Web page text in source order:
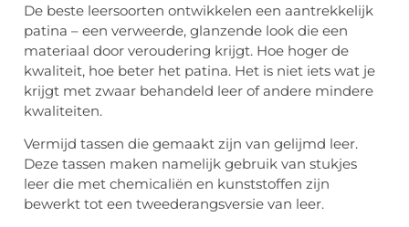
De beste leersoorten ontwikkelen een aantrekkelijk
patina – een verweerde, glanzende look die een
materiaal door veroudering krijgt. Hoe hoger de
kwaliteit, hoe beter het patina. Het is niet iets wat je
krijgt met zwaar behandeld leer of andere mindere
kwaliteiten.
Vermijd tassen die gemaakt zijn van gelijmd leer.
Deze tassen maken namelijk gebruik van stukjes
leer die met chemicaliën en kunststoffen zijn
bewerkt tot een tweederangsversie van leer.